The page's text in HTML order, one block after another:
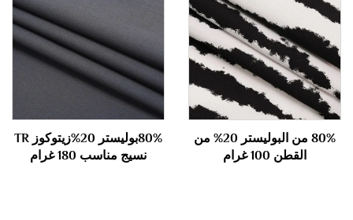
80% من البوليستر 20% من
القطن 100 غرام
80%بوليستر 20%زيتوكوز TR
نسيج مناسب 180 غرام